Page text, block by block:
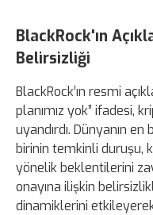
BlackRock'ın
Belirsizliği
BlackRock’ın resmi
planımız yok” ifadesi,
uyandırdı. Dünyanın
birinin temkinli duruşu,
yönelik beklentilerini
onayına ilişkin
dinamiklerini etkileyerek